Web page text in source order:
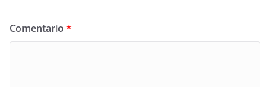
Comentario *